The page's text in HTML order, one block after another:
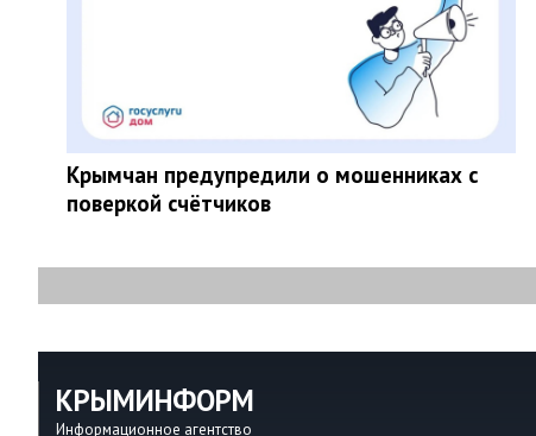
Крымчан предупредили о мошенниках с
поверкой счётчиков
КРЫМИНФОРМ
Информационное агентство